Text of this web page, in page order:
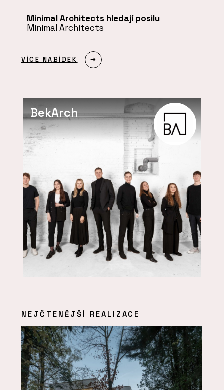
Minimal Architects hledají posilu
Minimal Architects
VÍCE NABÍDEK
BekArch
NEJČTENĚJŠÍ REALIZACE